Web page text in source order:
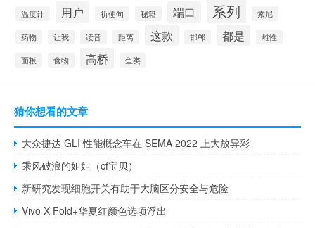
温度计 用户 祈使句 秘籍 端口 系列 索尼
药物 让我 读音 距离 这款 邯郸 都是 雌性
面板 食物 高桥 鱼类
猜你想看的文章
大众捷达 GLI 性能概念车在 SEMA 2022 上大放异彩
乘风破浪的姐姐（cf宝贝）
新研究发现细胞开关有助于大脑区分安全与危险
Vivo X Fold+华夏红颜色选项浮出